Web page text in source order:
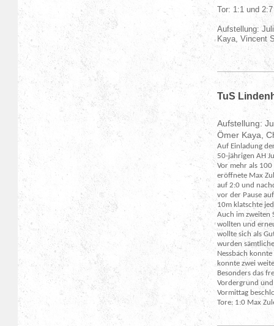
Tor: 1:1 und
Aufstellung:
Kaya, Vincent
TuS
Aufstellung:
Ömer Kaya,
Auf Einladung
50-jährigen AH
Vor mehr als 100
eröffnete Max
auf 2:0 und
vor der Pause
10m klatschte
Auch im zweiten
wollten und
wollte sich als
wurden
Nessbach
konnte zwei
Besonders das
Vordergrund
Vormittag
Tore: 1:0 Max